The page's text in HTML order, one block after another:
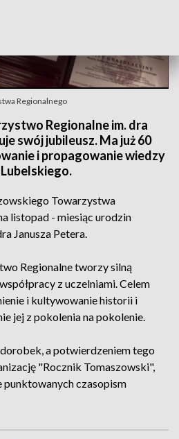
Regionalnego
Regionalne im. dra
swój jubileusz. Ma już 60
i propagowanie wiedzy
Towarzystwa
listopad - miesiąc urodzin
Janusza Petera.
Regionalne tworzy silną
z uczelniami. Celem
i kultywowanie historii i
jej z pokolenia na pokolenie.
a potwierdzeniem tego
"Rocznik Tomaszowski",
punktowanych czasopism